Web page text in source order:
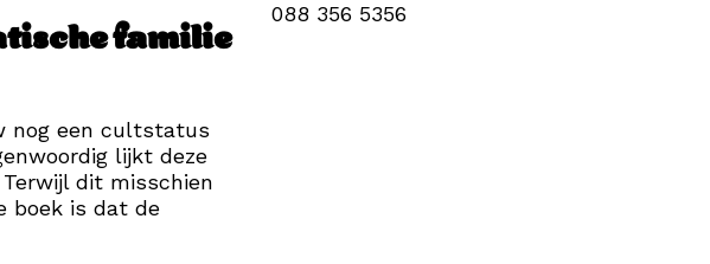
familie
nog een cultstatus
lijkt deze
dit misschien
boek is dat de
088 356 5356